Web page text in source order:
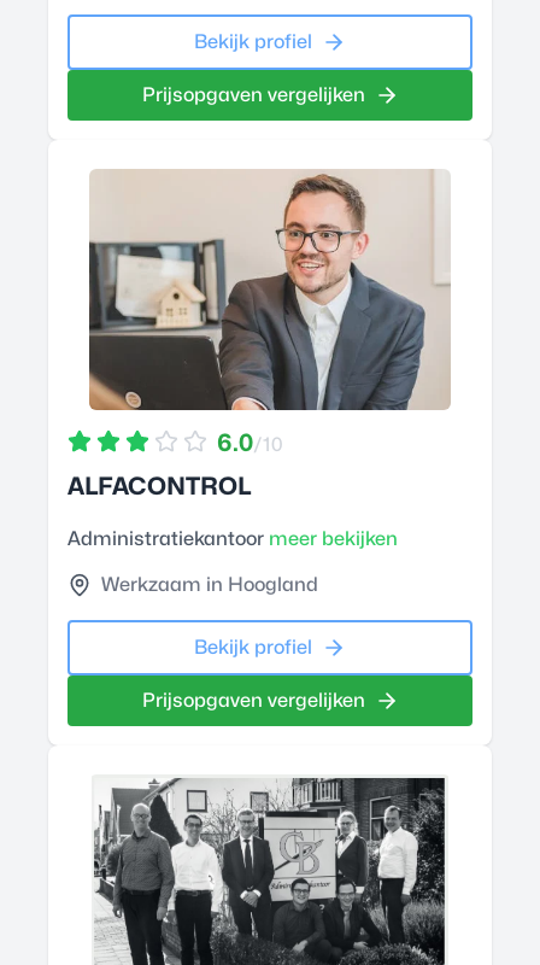
Bekijk profiel
Prijsopgaven vergelijken
6.0/10
ALFACONTROL
Administratiekantoor meer bekijken
Werkzaam in Hoogland
Bekijk profiel
Prijsopgaven vergelijken